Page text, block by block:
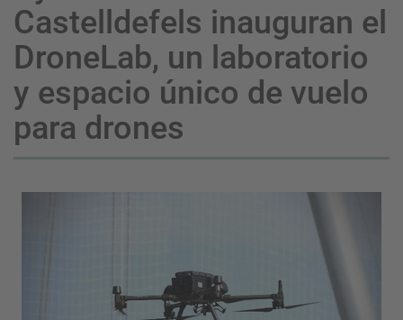
Castelldefels inauguran el
DroneLab, un laboratorio
y espacio único de vuelo
para drones